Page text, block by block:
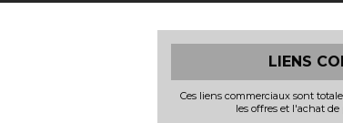
LIENS
Ces liens commerciaux sont
les offres et l'achat